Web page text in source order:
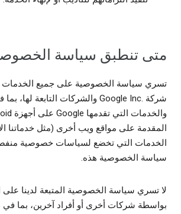
متى تنطبق سياسة
تسري سياسة الخصوصية على جميع الخدمات
المقدمة على مواقع ويب أخرى (مثل خدماتنا
الخدمات التي تخضع لسياسات خصوصية
سياسة الخصوصية هذه.
لا تسري سياسة الخصوصية المتبعة لدينا
بواسطة شركات أخرى أو أفراد آخرين، بما في